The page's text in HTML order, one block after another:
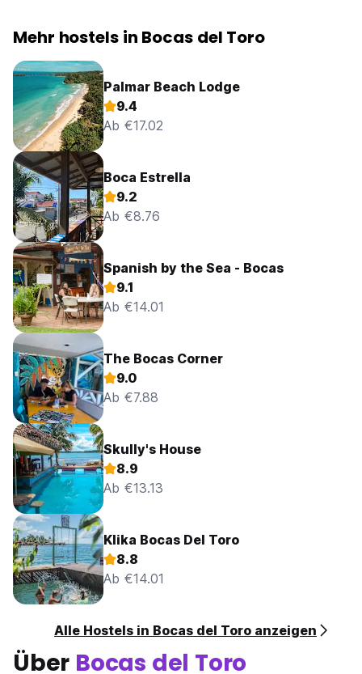
Mehr hostels in Bocas del Toro
Palmar Beach Lodge
9.4
Ab €17.02
Boca Estrella
9.2
Ab €8.76
Spanish by the Sea - Bocas
9.1
Ab €14.01
The Bocas Corner
9.0
Ab €7.88
Skully's House
8.9
Ab €13.13
Klika Bocas Del Toro
8.8
Ab €14.01
Alle Hostels in Bocas del Toro anzeigen
Über Bocas del Toro